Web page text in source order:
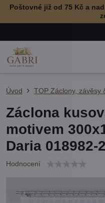
Poštovné již od 75 Kč a
Úvod TOP Záclony, závěsy
Záclona
motivem
Daria 018982-
Hodnocení